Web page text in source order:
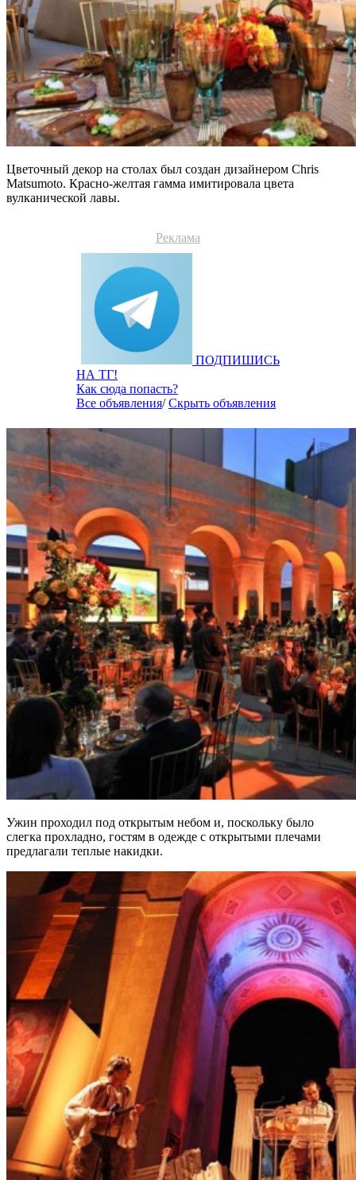
Цветочный декор на столах был создан дизайнером Chris
Matsumoto. Красно-желтая гамма имитировала цвета
вулканической лавы.
Реклама
ПОДПИШИСЬ
НА ТГ!
Как сюда попасть?
Все объявления/Скрыть объявления
Ужин проходил под открытым небом и, поскольку было
слегка прохладно, гостям в одежде с открытыми плечами
предлагали теплые накидки.